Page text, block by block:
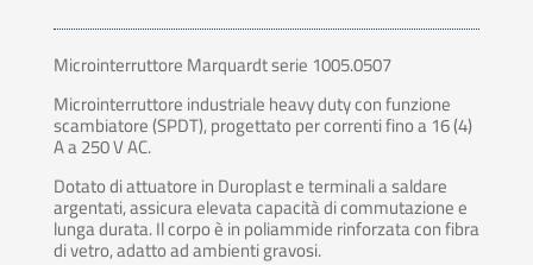
Microinterruttore Marquardt serie 1005.0507
Microinterruttore industriale heavy duty con funzione
scambiatore (SPDT), progettato per correnti fino a 16 (4)
A a 250 V AC.
Dotato di attuatore in Duroplast e terminali a saldare
argentati, assicura elevata capacità di commutazione e
lunga durata. Il corpo è in poliammide rinforzata con fibra
di vetro, adatto ad ambienti gravosi.